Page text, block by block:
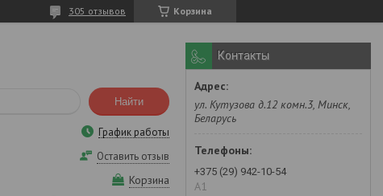
Корзина
305 отзывов
Найти
График работы
Оставить отзыв
Корзина
Контакты
ул. Кутузова д.12 комн.3, Минск,
Беларусь
+375 (29) 942-10-54
А1